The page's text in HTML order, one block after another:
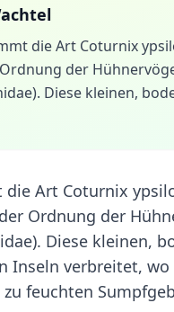
die Art Coturnix
der
Diese kleinen,
Art Coturnix
Ordnung der
Diese kleinen,
Inseln verbreitet,
feuchten